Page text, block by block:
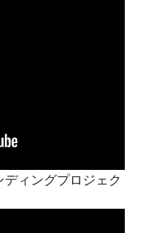
ィングプロジェク